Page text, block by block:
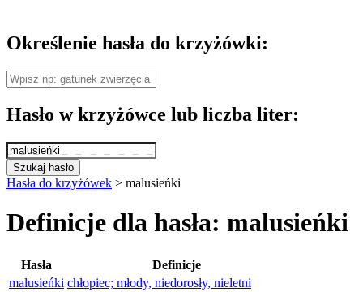
Określenie hasła do krzyżówki:
Hasło w krzyżówce lub liczba liter:
Szukaj hasło
Hasła do krzyżówek > malusieńki
Definicje dla hasła: malusieńki
Hasła
Definicje
malusieńki chłopiec; młody, niedorosły, nieletni